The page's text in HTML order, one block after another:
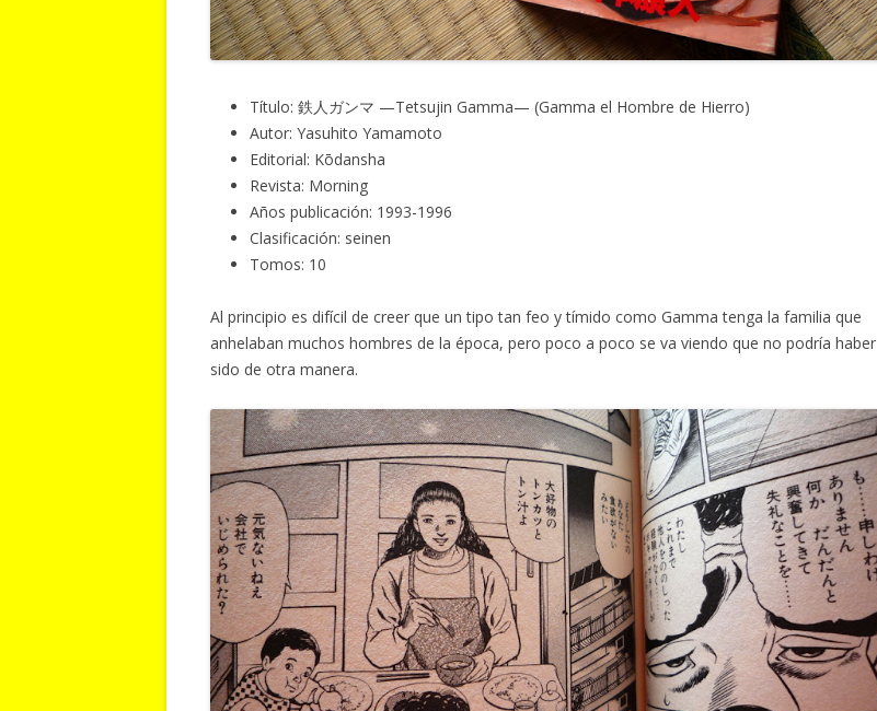
Título: 鉄人ガンマ —Tetsujin Gamma— (Gamma el Hombre de Hierro)
Autor: Yasuhito Yamamoto
Editorial: Kōdansha
Revista: Morning
Años publicación: 1993-1996
Clasificación: seinen
Tomos: 10
Al principio es difícil de creer que un tipo tan feo y tímido como Gamma tenga la familia que
anhelaban muchos hombres de la época, pero poco a poco se va viendo que no podría haber
sido de otra manera.